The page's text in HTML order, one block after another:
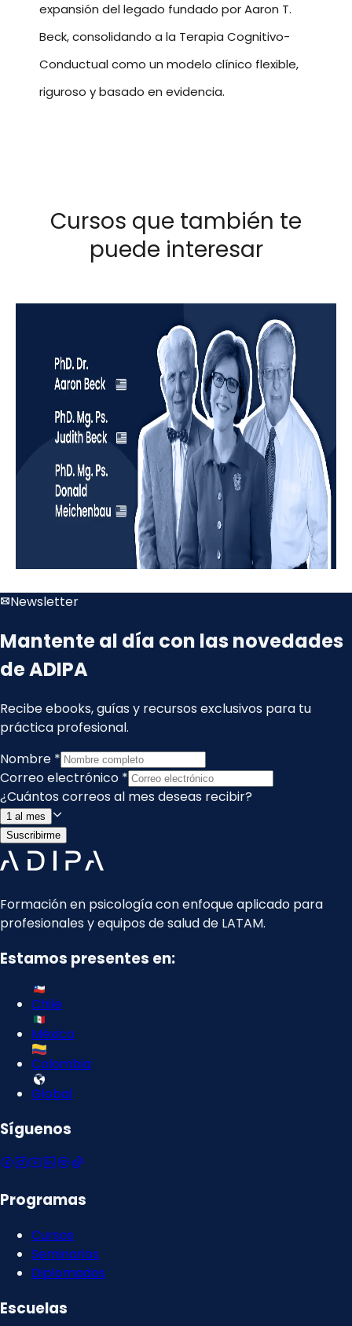
expansión del legado fundado por Aaron T.
Beck, consolidando a la Terapia Cognitivo-
Conductual como un modelo clínico flexible,
riguroso y basado en evidencia.
Cursos que también te
puede interesar